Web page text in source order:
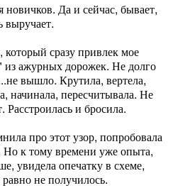
новичков. Да и сейчас, бывает,
выручает.
который сразу привлек мое
из ажурных дорожек. Не долго
вышло. Крутила, вертела,
начинала, пересчитывала. Не
Расстроилась и бросила.
про этот узор, попробовала
к тому времени уже опыта,
увидела опечатку в схеме,
не получилось.